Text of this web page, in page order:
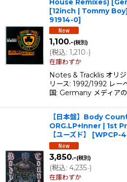
House Remixes)
[12inch | Tommy Boy]
91914-0]
1,100.-(税別)
(税込: 1,210.-)
在庫わずか
Notes & Tracklis オリ
リース: 1992/1992 レ
国: Germany メディア
【日本盤】Body
ORG.LP+Inner | 1st
【ユーズド】
[WPCP-
3,850.-(税別)
(税込: 4,235.-)
在庫わずか